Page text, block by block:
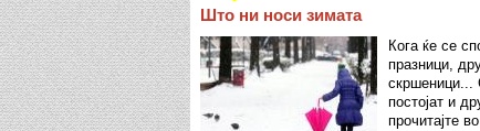
Што ни носи зимата
Кога ќе се
празници,
скршеници...
постојат и
прочитајте